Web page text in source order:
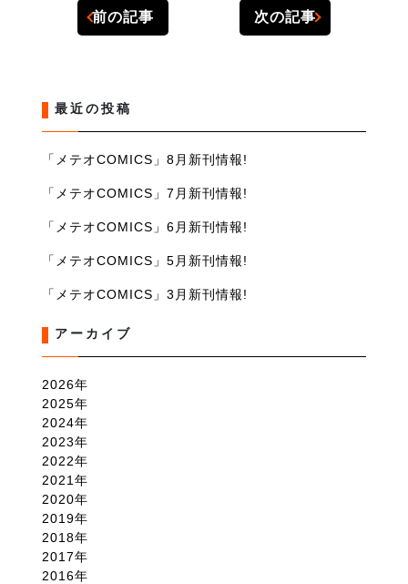
前の記事 次の記事
最近の投稿
「メテオCOMICS」8月新刊情報!
「メテオCOMICS」7月新刊情報!
「メテオCOMICS」6月新刊情報!
「メテオCOMICS」5月新刊情報!
「メテオCOMICS」3月新刊情報!
アーカイブ
2026
2025
2024
2023
2022
2021
2020
2019
2018
2017
2016